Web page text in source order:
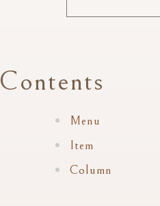
Contents
Menu
Item
Column